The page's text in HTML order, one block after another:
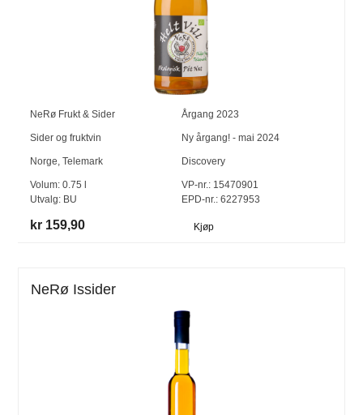
NeRø Frukt & Sider Årgang 2023
Sider og fruktvin Ny årgang! - mai 2024
Norge ,Telemark Discovery
Volum:0.75 l
Utvalg: BU
VP-nr.:15470901
EPD-nr.: 6227953
kr 159,90 Kjøp
NeRø Issider